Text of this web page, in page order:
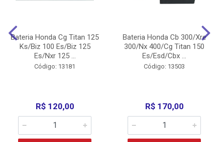
Bateria Honda Cg Titan 125
Ks/Biz 100 Es/Biz 125
Es/Nxr 125 ...
Código: 13181
R$ 120,00
Bateria Honda Cb 300/Xre
300/Nx 400/Cg Titan 150
Es/Esd/Cbx ...
Código: 13503
R$ 170,00